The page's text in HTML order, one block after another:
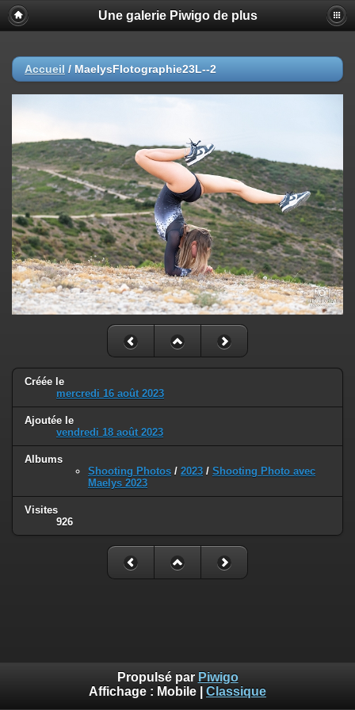
Une galerie Piwigo de plus
Accueil / MaelysFlotographie23L--2
Créée le
mercredi 16 août 2023
Ajoutée le
vendredi 18 août 2023
Albums
Shooting Photos / 2023 / Shooting Photo avec
Maelys 2023
Visites
926
Propulsé par Piwigo
Affichage : Mobile Classique